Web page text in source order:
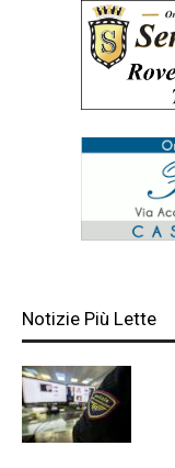
Notizie Più Lette